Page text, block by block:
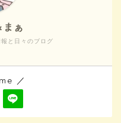
と日々のブログ
まぁ
／